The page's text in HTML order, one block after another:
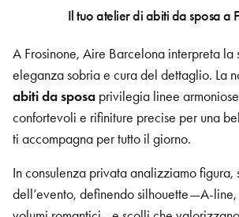
Il tuo atelier di abiti da sposa a
A Frosinone, Aire Barcelona interpreta la
eleganza sobria e cura del dettaglio. La
abiti da sposa privilegia linee
confortevoli e rifiniture precise per una
ti accompagna per tutto il giorno.
In consulenza privata analizziamo figura,
dell’evento, definendo silhouette—A-